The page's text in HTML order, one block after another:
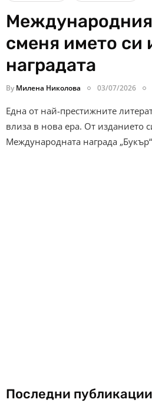
сменя името си
наградата
By Милена Николова 03/07/2026
Една от най-престижните
влиза в нова ера. От изданието
Международната награда
Последни публикации